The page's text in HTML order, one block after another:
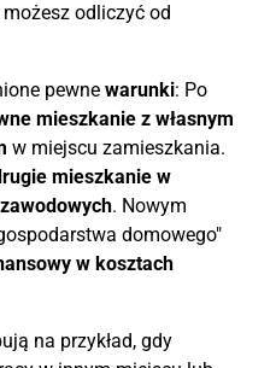
odliczyć od
pewne warunki: Po
mieszkanie z własnym
w miejscu zamieszkania.
mieszkanie w
. Nowym
domowego"
w kosztach
na przykład, gdy